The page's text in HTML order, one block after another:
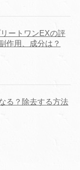
ートワンEXの評
作用、成分は？
る？除去する方法